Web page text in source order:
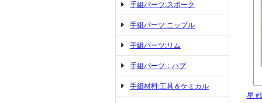
手組パーツ:スポーク
手組パーツ:ニップル
手組パーツ:リム
手組パーツ：ハブ
手組材料:工具＆ケミカル
星